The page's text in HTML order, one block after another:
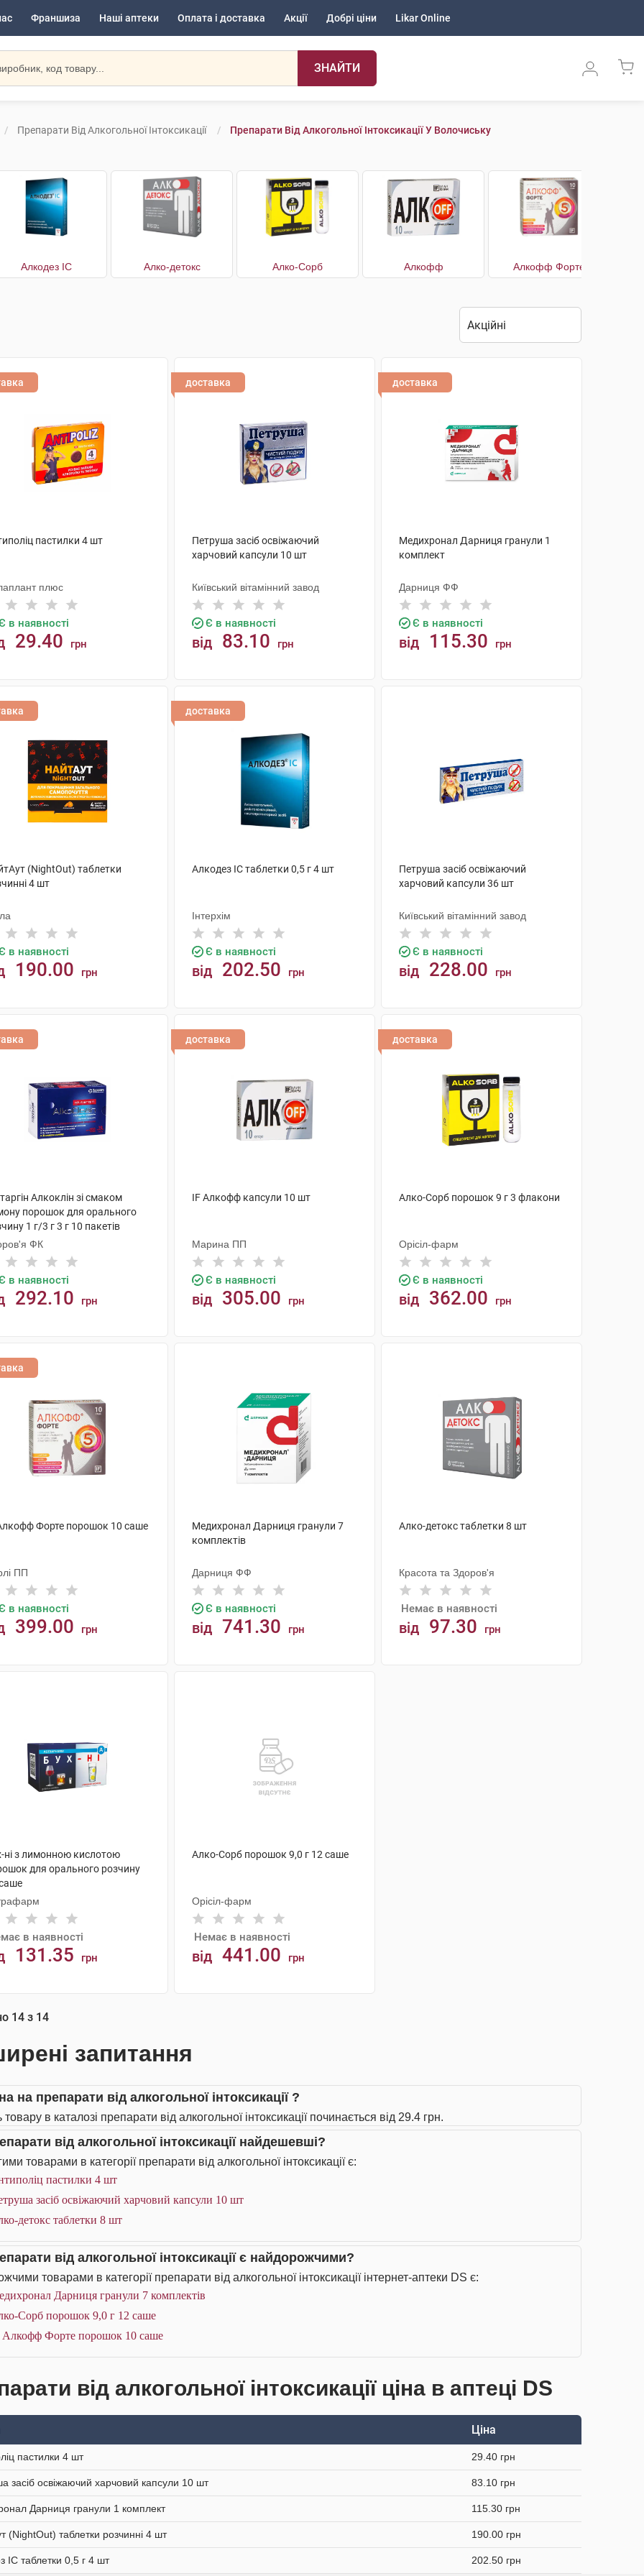
Франшиза Наші аптеки Оплата і доставка Акції Добрі ціни Likar Online
ЗНАЙТИ
Препарати Від Алкогольної Інтоксикації Препарати Від Алкогольної Інтоксикації У Волочиську
Алкодез IC Алко-детокс Алко-Сорб Алкофф Алкофф Форте
пастилки 4 шт
плюс
в наявності
29.40 грн
доставка
Петруша засіб освіжаючий
харчовий капсули 10 шт
Київський вітамінний завод
Є в наявності
від 83.10 грн
доставка
Медихронал Дарниця гранули 1
комплект
Дарниця ФФ
Є в наявності
від 115.30 грн
(NightOut) таблетки
4 шт
в наявності
190.00 грн
доставка
Алкодез IC таблетки 0,5 г 4 шт
Інтерхім
Є в наявності
від 202.50 грн
Петруша засіб освіжаючий
харчовий капсули 36 шт
Київський вітамінний завод
Є в наявності
від 228.00 грн
Алкоклiн зі смаком
порошок для орального
1 г/3 г 3 г 10 пакетів
ФК
в наявності
292.10 грн
доставка
IF Алкофф капсули 10 шт
Марина ПП
Є в наявності
від 305.00 грн
доставка
Алко-Сорб порошок 9 г 3 флакони
Орісіл-фарм
Є в наявності
від 362.00 грн
Форте порошок 10 саше
ПП
в наявності
399.00 грн
Медихронал Дарниця гранули 7
комплектів
Дарниця ФФ
Є в наявності
від 741.30 грн
Алко-детокс таблетки 8 шт
Красота та Здоров'я
Немає в наявності
від 97.30 грн
ні з лимонною кислотою
для орального розчину
в наявності
131.35 грн
АНАЛОГИ
Алко-Сорб порошок 9,0 г 12 саше
Орісіл-фарм
Немає в наявності
від 441.00 грн
14 з 14
запитання
на препарати від алкогольної інтоксикації ?
товару в каталозі препарати від алкогольної інтоксикації починається від 29.4 грн.
від алкогольної інтоксикації найдешевші?
товарами в категорії препарати від алкогольної інтоксикації є:
пастилки 4 шт
засіб освіжаючий харчовий капсули 10 шт
детокс таблетки 8 шт
від алкогольної інтоксикації є найдорожчими?
товарами в категорії препарати від алкогольної інтоксикації інтернет-аптеки DS є:
Дарниця гранули 7 комплектів
Сорб порошок 9,0 г 12 саше
Алкофф Форте порошок 10 саше
від алкогольної інтоксикації ціна в аптеці DS
Ціна
пастилки 4 шт 29.40 грн
засіб освіжаючий харчовий капсули 10 шт 83.10 грн
Дарниця гранули 1 комплект 115.30 грн
(NightOut) таблетки розчинні 4 шт 190.00 грн
IC таблетки 0,5 г 4 шт 202.50 грн